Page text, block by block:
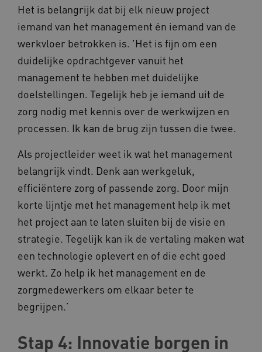
Het is belangrijk dat bij elk nieuw project
iemand van het management én iemand van de
werkvloer betrokken is. 'Het is fijn om een
duidelijke opdrachtgever vanuit het
management te hebben met duidelijke
doelstellingen. Tegelijk heb je iemand uit de
zorg nodig met kennis over de werkwijzen en
processen. Ik kan de brug zijn tussen die twee.
Als projectleider weet ik wat het management
belangrijk vindt. Denk aan werkgeluk,
efficiëntere zorg of passende zorg. Door mijn
korte lijntje met het management help ik met
het project aan te laten sluiten bij de visie en
strategie. Tegelijk kan ik de vertaling maken wat
een technologie oplevert en of die echt goed
werkt. Zo help ik het management en de
zorgmedewerkers om elkaar beter te
begrijpen.’
Stap 4: Innovatie borgen in
www.kennispleingehandicaptensector.nl
AWSALBCORS
Amazon.com Inc.
vilans.blueconic.net
AWSALBCORS
Amazon.com Inc.
a594.kennispleingehandicaptensector.nl
UMB_SESSION